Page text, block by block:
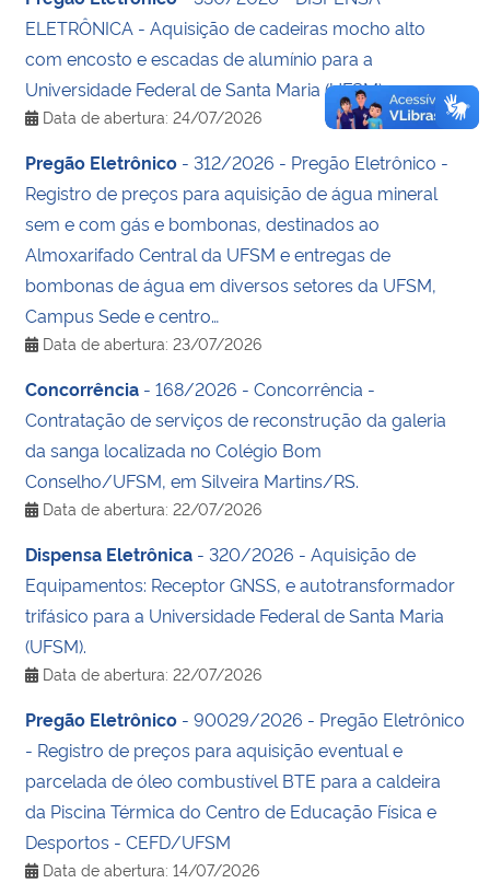
ELETRÔNICA - Aquisição de cadeiras mocho alto
com encosto e escadas de alumínio para a
Universidade Federal de Santa Maria (UFSM).
Data de abertura: 24/07/2026
Pregão Eletrônico - 312/2026 - Pregão Eletrônico -
Registro de preços para aquisição de água mineral
sem e com gás e bombonas, destinados ao
Almoxarifado Central da UFSM e entregas de
bombonas de água em diversos setores da UFSM,
Campus Sede e centro…
Data de abertura: 23/07/2026
Concorrência - 168/2026 - Concorrência -
Contratação de serviços de reconstrução da galeria
da sanga localizada no Colégio Bom
Conselho/UFSM, em Silveira Martins/RS.
Data de abertura: 22/07/2026
Dispensa Eletrônica - 320/2026 - Aquisição de
Equipamentos: Receptor GNSS, e autotransformador
trifásico para a Universidade Federal de Santa Maria
(UFSM).
Data de abertura: 22/07/2026
Pregão Eletrônico - 90029/2026 - Pregão Eletrônico
- Registro de preços para aquisição eventual e
parcelada de óleo combustível BTE para a caldeira
da Piscina Térmica do Centro de Educação Física e
Desportos - CEFD/UFSM
Data de abertura: 14/07/2026